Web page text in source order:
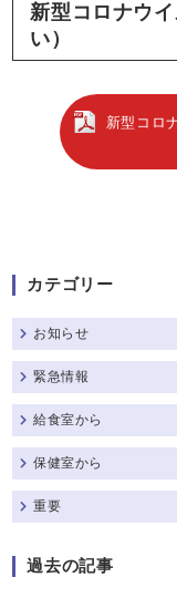
新型コロナウ
い）
新型コロ
カテゴリー
お知らせ
緊急情報
給食室から
保健室から
重要
過去の記事